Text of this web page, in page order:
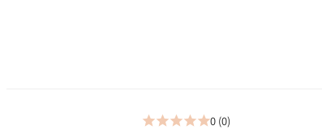
0 (0)